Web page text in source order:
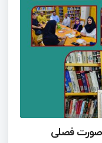
صورت فصلی